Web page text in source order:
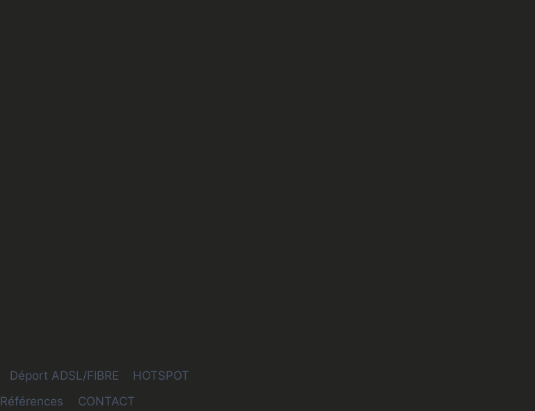
Déport ADSL/FIBRE
HOTSPOT
Références
CONTACT